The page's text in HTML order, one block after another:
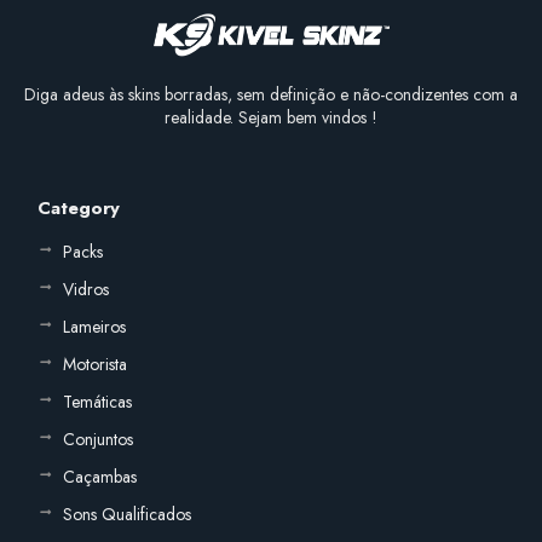
Diga adeus às skins borradas, sem definição e não-condizentes com a
realidade. Sejam bem vindos !
Category
Packs
Vidros
Lameiros
Motorista
Temáticas
Conjuntos
Caçambas
Sons Qualificados